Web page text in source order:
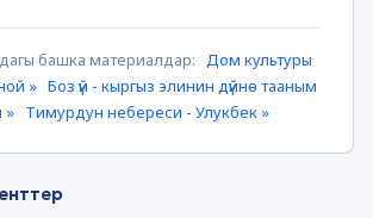
башка материалдар: Дом культуры
» Боз үй - кыргыз элинин дүйнө тааным
» Тимурдун небереси - Улукбек »